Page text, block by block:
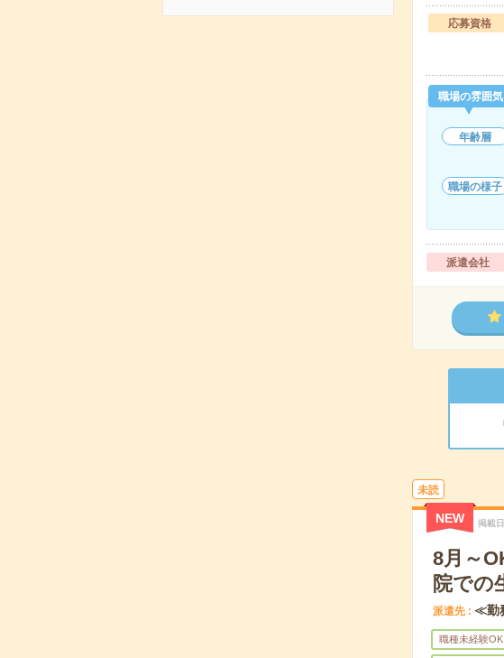
応募資格
職場の雰囲気
年齢層
職場の様子
派遣会社
未読
NEW 掲載日
8月～
院での
派遣先 ≪勤
職種未経験OK